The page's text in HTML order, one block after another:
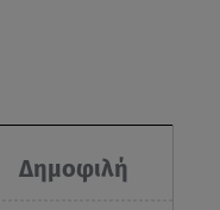
Δημοφιλή